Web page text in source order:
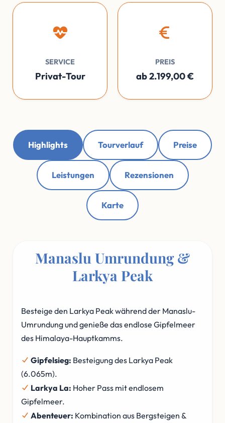
SERVICE
Privat-Tour
PREIS
ab 2.199,00 €
Highlights Tourverlauf Preise
Leistungen Rezensionen
Karte
Manaslu Umrundung &
Larkya Peak
Besteige den Larkya Peak während der Manaslu-
Umrundung und genieße das endlose Gipfelmeer
des Himalaya-Hauptkamms.
Gipfelsieg: Besteigung des Larkya Peak
(6.065m).
Larkya La: Hoher Pass mit endlosem
Gipfelmeer.
Abenteuer: Kombination aus Bergsteigen &